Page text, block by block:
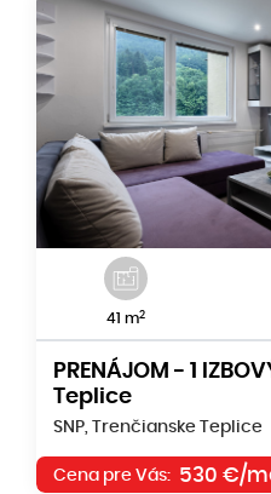
41 m2
PRENÁJOM - 1
Teplice
SNP, Trenčianske Teplice
Cena pre Vás: 530 €/